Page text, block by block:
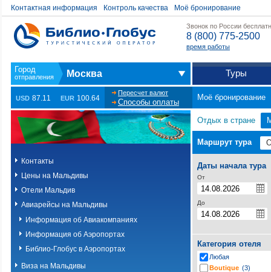
Контактная информация Контроль качества Моё бронирование
Звонок по России
8 (800) 775-2500
время работы
Москва Туры
USD 87.11 EUR 100.64
Пересчет валют
Способы оплаты
Моё бронирование
Контакты
Цены на Мальдивы
Отели Мальдив
Авиарейсы на Мальдивы
Информация об Авиакомпаниях
Информация об Аэропортах
Библио-Глобус в Аэропортах
Виза на Мальдивы
Отдых в стране
Маршрут тура
Даты начала тура
От
До
Категория отеля
Любая
Boutique (3)